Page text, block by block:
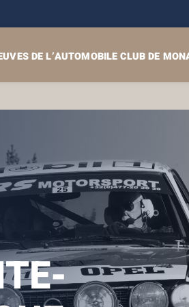
DE L’AUTOMOBILE CLUB DE